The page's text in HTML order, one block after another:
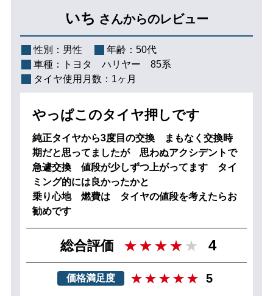
いち さんからのレビュー
性別： 男性 年齢： 50代
車種：
トヨタ ハリヤー 85系
タイヤ使用月数： 1ヶ月
やっぱこのタイヤ押しです
純正タイヤから3度目の交換 まもなく交換時
期だと思ってましたが 思わぬアクシデントで
急遽交換 値段が少しずつ上がってます タイ
ミング的には良かったかと
乗り心地 燃費は タイヤの値段を考えたらお
勧めです
総合評価 4
価格満足度 5